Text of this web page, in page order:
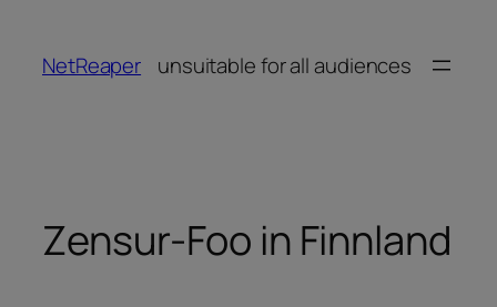
springen
NetReaper unsuitable for all audiences
Zensur-Foo in Finnland